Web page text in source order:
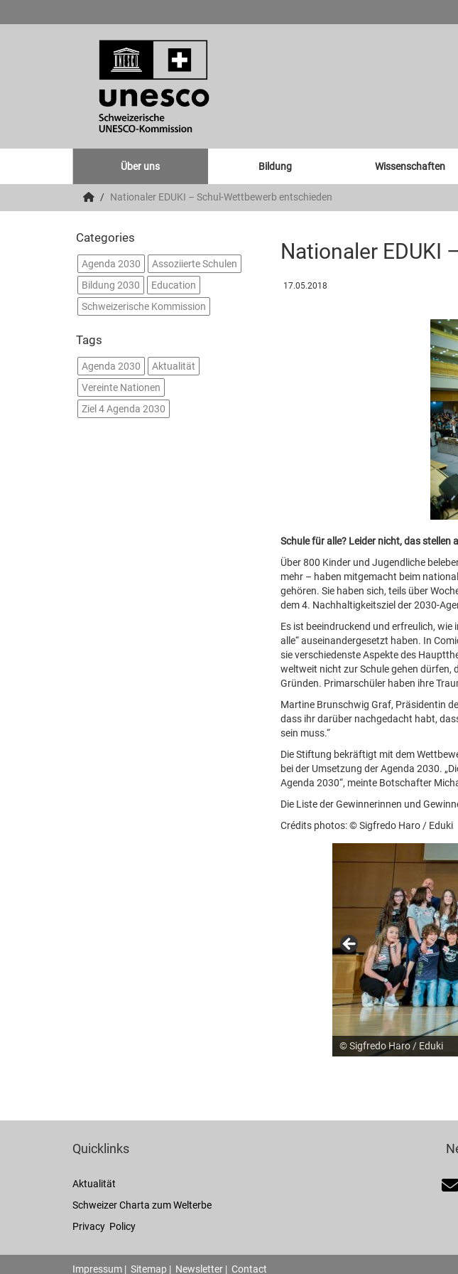
Über uns Bildung Wissenschaften
Nationaler EDUKI – Schul-Wettbewerb entschieden
Nationaler EDUKI
17.05.2018
Schule für alle? Leider nicht, das stellen
Über 800 Kinder und Jugendliche
mehr – haben mitgemacht beim
gehören. Sie haben sich, teils über
dem 4. Nachhaltigkeitsziel der 2030-
Es ist beeindruckend und erfreulich,
alle“ auseinandergesetzt haben. In
sie verschiedenste Aspekte des
weltweit nicht zur Schule gehen dürfen,
Gründen. Primarschüler haben ihre
Martine Brunschwig Graf, Präsidentin
dass ihr darüber nachgedacht habt,
sein muss.“
Die Stiftung bekräftigt mit dem
bei der Umsetzung der Agenda 2030.
Agenda 2030“, meinte Botschafter
Die Liste der Gewinnerinnen und
Crédits photos: © Sigfredo Haro / Eduki
© Sigfredo Haro / Eduki
Categories
Agenda 2030
Assoziierte Schulen
Bildung 2030
Education
Schweizerische Kommission
Tags
Agenda 2030
Aktualität
Vereinte Nationen
Ziel 4 Agenda 2030
Quicklinks
Aktualität
Schweizer Charta zum Welterbe
Privacy Policy
Impressum | Sitemap | Newsletter | Contact